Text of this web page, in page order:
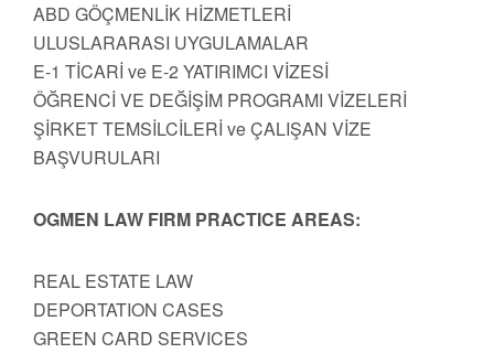
ABD GÖÇMENLİK HİZMETLERİ
ULUSLARARASI UYGULAMALAR
E-1 TİCARİ ve E-2 YATIRIMCI VİZESİ
ÖĞRENCİ VE DEĞİŞİM PROGRAMI VİZELERİ
ŞİRKET TEMSİLCİLERİ ve ÇALIŞAN VİZE
BAŞVURULARI
OGMEN LAW FIRM PRACTICE AREAS:
REAL ESTATE LAW
DEPORTATION CASES
GREEN CARD SERVICES